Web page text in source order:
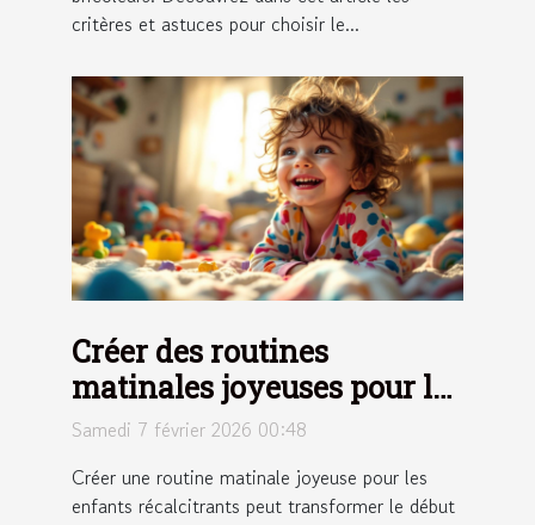
critères et astuces pour choisir le...
Créer des routines
matinales joyeuses pour les
enfants récalcitrants
Samedi 7 février 2026 00:48
Créer une routine matinale joyeuse pour les
enfants récalcitrants peut transformer le début